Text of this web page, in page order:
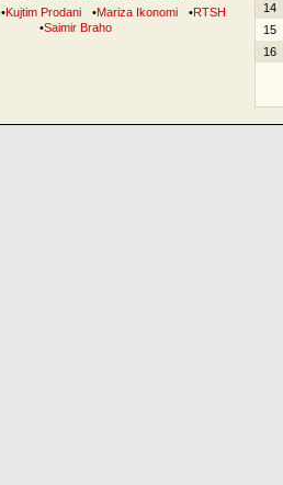
•Kujtim Prodani •Mariza Ikonomi •RTSH
•Saimir Braho
14
15
16